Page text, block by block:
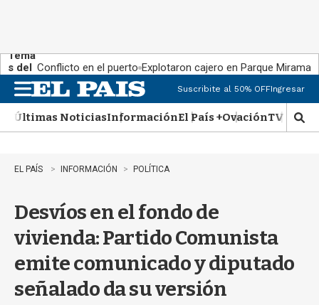
Tema
s del
día:
Conflicto en el puerto Explotaron cajero en Parque Miramar
n
u
Suscribite al 50% OFFIngresar
Últimas NoticiasInformaciónEl País +OvaciónTV Show
M
o
EL PAÍS INFORMACIÓN POLÍTICA
Desvíos en el fondo de
vivienda: Partido Comunista
emite comunicado y diputado
señalado da su versión